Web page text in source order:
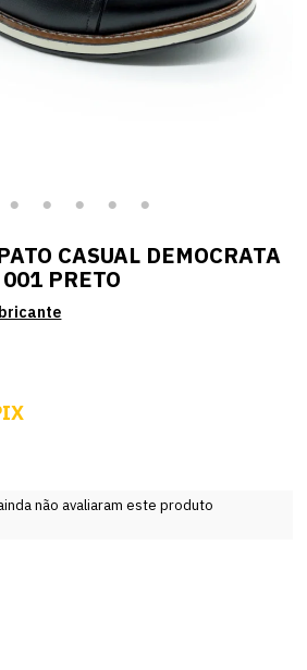
CASUAL DEMOCRATA
PRETO
não avaliaram este produto